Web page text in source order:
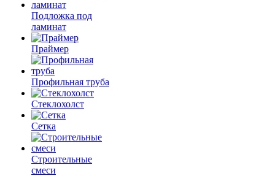
Подложка под
ламинат
Праймер
Профильная труба
Стеклохолст
Сетка
Строительные
смеси